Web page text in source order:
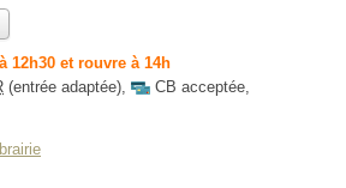
12h30 et rouvre à 14h
(entrée adaptée), CB acceptée,